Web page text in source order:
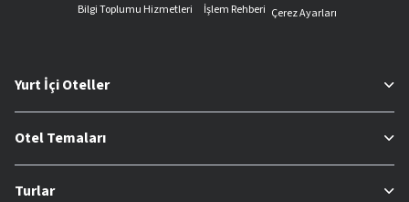
Bilgi Toplumu Hizmetleri
İşlem Rehberi Çerez Ayarları
Yurt İçi Oteller
Otel Temaları
Turlar